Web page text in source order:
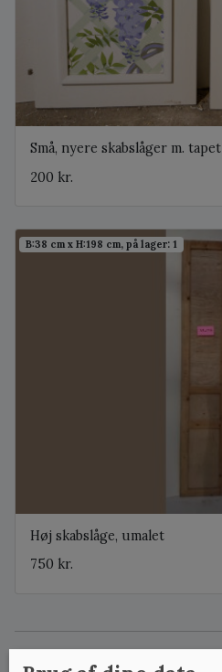
Små, nyere skabslåger m. tapet
200 kr.
B:38 cm x H:198 cm, på lager: 1
Høj skabslåge, umalet
750 kr.